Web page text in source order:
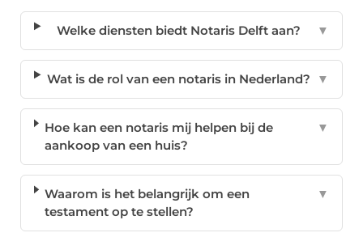
Welke diensten biedt Notaris Delft aan? ▼
Wat is de rol van een notaris in Nederland? ▼
Hoe kan een notaris mij helpen bij de
aankoop van een huis?
▼
Waarom is het belangrijk om een
testament op te stellen?
▼